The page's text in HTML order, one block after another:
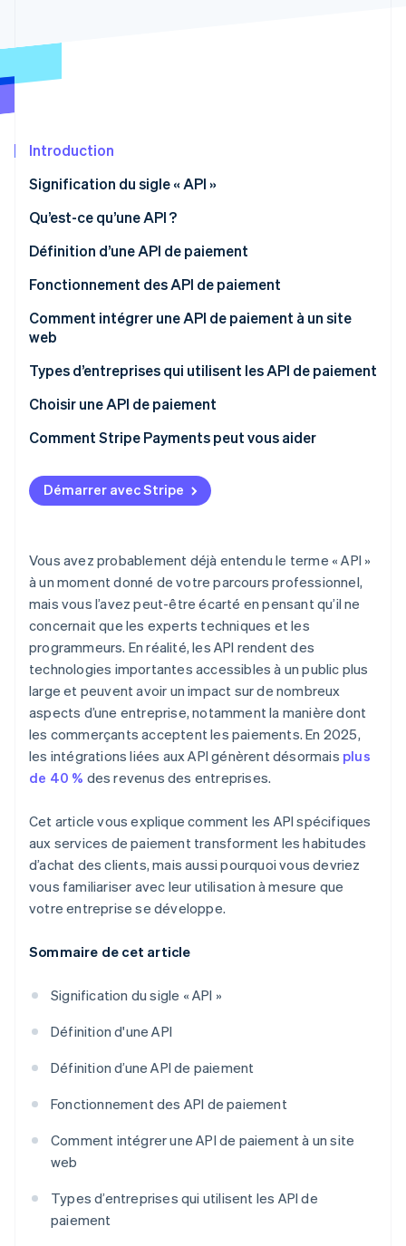
Radar
Atlas
Élimination du carbone
Vérification de l'identité
Stripe Sessions 2026
Découvrez comment Stripe construit l’infrastructure
Regarder la vidéo
Introduction
Signification du sigle « API »
Qu’est-ce qu’une API ?
Définition d’une API de paiement
Fonctionnement des API de paiement
Comment intégrer une API de paiement à un site
web
Types d’entreprises qui utilisent les API de paiement
Choisir une API de paiement
Comment Stripe Payments peut vous aider
Démarrer avec Stripe
Vous avez probablement déjà entendu le terme « API »
à un moment donné de votre parcours professionnel,
mais vous l’avez peut-être écarté en pensant qu’il ne
concernait que les experts techniques et les
programmeurs. En réalité, les API rendent des
technologies importantes accessibles à un public plus
large et peuvent avoir un impact sur de nombreux
aspects d’une entreprise, notamment la manière dont
les commerçants acceptent les paiements. En 2025,
les intégrations liées aux API génèrent désormais plus
de 40 % des revenus des entreprises.
Cet article vous explique comment les API spécifiques
aux services de paiement transforment les habitudes
d’achat des clients, mais aussi pourquoi vous devriez
vous familiariser avec leur utilisation à mesure que
votre entreprise se développe.
Sommaire de cet article
Signification du sigle « API »
Définition d'une API
Définition d’une API de paiement
Fonctionnement des API de paiement
Comment intégrer une API de paiement à un site
web
Types d’entreprises qui utilisent les API de
paiement